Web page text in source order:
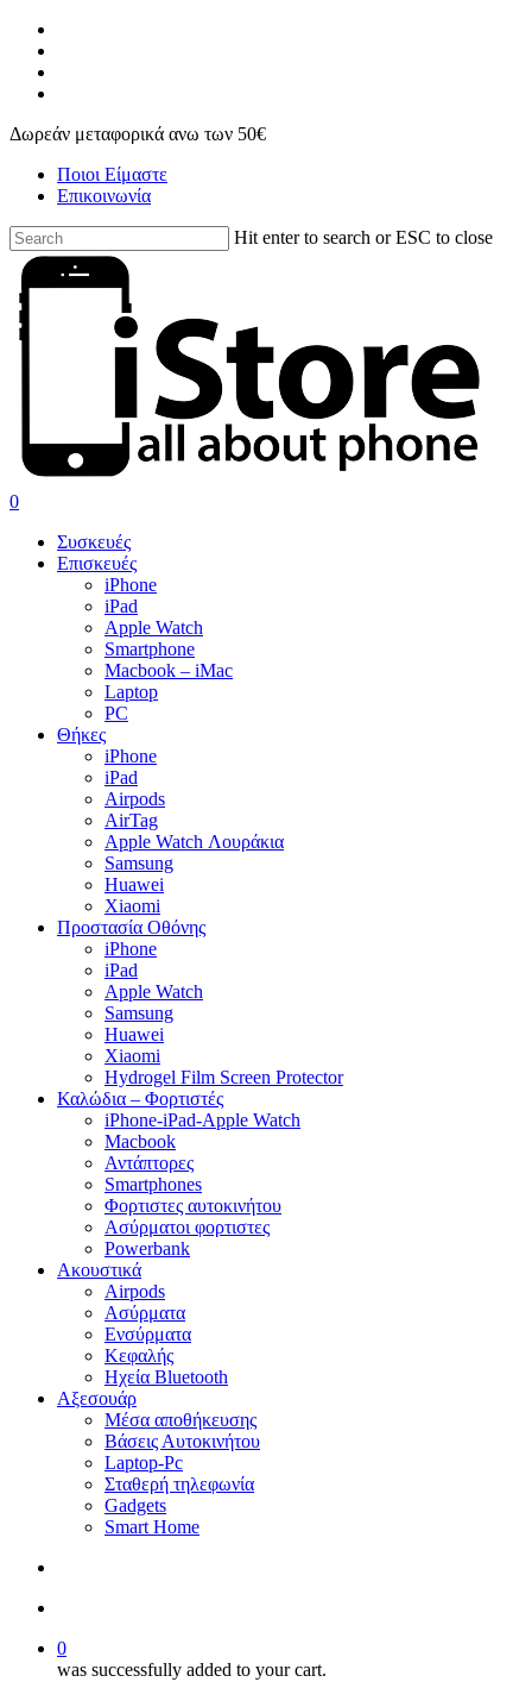
Skip
main
content
Δωρεάν μεταφορικά ανω των 50€
Ποιοι Είμαστε
Επικοινωνία
Hit enter to search or ESC to close
Close
Search
search
account
0
Συσκευές
Επισκευές
iPhone
iPad
Apple Watch
Smartphone
Macbook – iMac
Laptop
PC
Θήκες
iPhone
iPad
Airpods
AirTag
Apple Watch Λουράκια
Samsung
Huawei
Xiaomi
Προστασία Οθόνης
iPhone
iPad
Apple Watch
Samsung
Huawei
Xiaomi
Hydrogel Film Screen Protector
Καλώδια – Φορτιστές
iPhone-iPad-Apple Watch
Macbook
Αντάπτορες
Smartphones
Φορτιστες αυτοκινήτου
Ασύρματοι φορτιστες
Powerbank
Ακουστικά
Airpods
Ασύρματα
Ενσύρματα
Κεφαλής
Ηχεία Bluetooth
Αξεσουάρ
Μέσα αποθήκευσης
Βάσεις Αυτοκινήτου
Laptop-Pc
Σταθερή τηλεφωνία
Gadgets
Smart Home
0
was successfully added to your cart.